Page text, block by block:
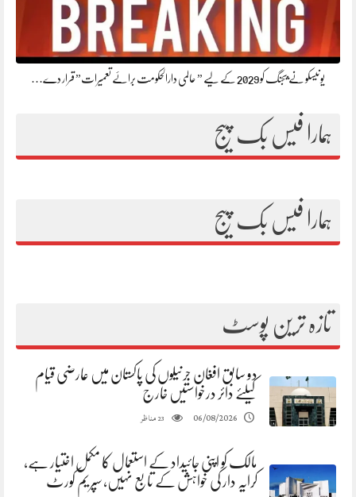
یونیسکو نے بیجنگ کو 2029 کے لیے ” عالمی دارالحکومت برائے تعمیرات” قرار دے…
ہمارا فیس بک پیج
ہمارا فیس بک پیج
تازہ ترین پوسٹ
دو سابق افغان جرنیلوں کی پاکستان میں عارضی قیام
کیلئے دائر درخواستیں خارج
06/08/2026
23مناظر
مالک کو اپنی جائیداد کے استعمال کا مکمل اختیار ہے،
کرایہ دار کی خواہش کے تابع نہیں، سپریم کورٹ